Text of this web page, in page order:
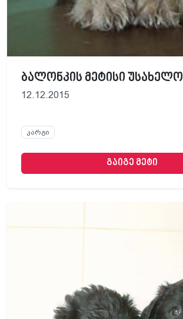
ბალონკის მეტისი უსახელო
12.12.2015
კარგი
გაიგე მეტი